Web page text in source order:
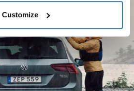
Customize